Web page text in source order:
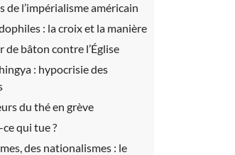
de l’impérialisme américain
: la croix et la manière
de bâton contre l’Église
: hypocrisie des
du thé en grève
ce qui tue ?
des nationalismes : le